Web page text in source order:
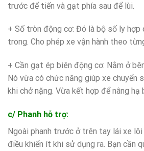
trước để tiến và gạt phía sau để lùi.
+ Số tròn động cơ: Đó là bộ số ly hợp
trong. Cho phép xe vận hành theo
+ Cần gạt ép biên động cơ: Nằm ở
Nó vừa có chức năng giúp xe chuyển
khi chở nặng. Vừa kết hợp để nâng hạ
c/ Phanh hỗ trợ:
Ngoài phanh trước ở trên tay lái xe lôi
điều khiển ít khi sử dụng ra. Bạn cần